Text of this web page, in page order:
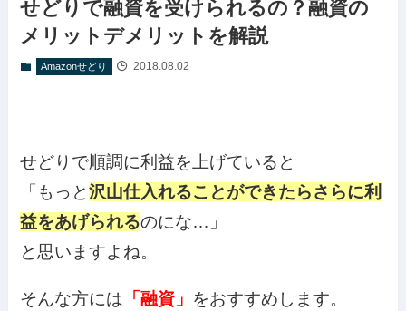
せどりで融資を受けられるの？融資の
メリットデメリットを解説
Amazonせどり 2018.08.02
せどりで順調に利益を上げていると
「もっと沢山仕入れることができたらさらに利
益をあげられるのにな…」
と思いますよね。
そんな方には 「融資」 をおすすめします。